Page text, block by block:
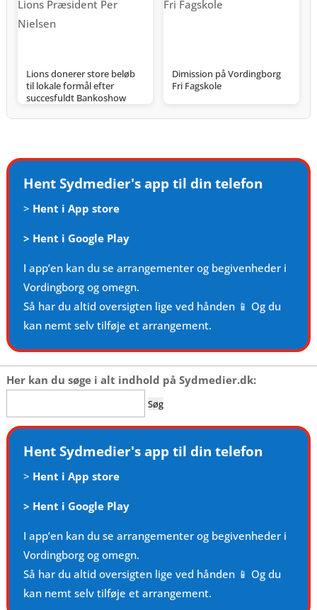
Lions donerer store beløb
til lokale formål efter
succesfuldt Bankoshow
Dimission på Vordingborg
Fri Fagskole
Hent Sydmedier's app til din telefon
> Hent i App store
> Hent i Google Play
I app’en kan du se arrangementer og begivenheder i
Vordingborg og omegn.
Så har du altid oversigten lige ved hånden 📱 Og du
kan nemt selv tilføje et arrangement.
Her kan du søge i alt indhold på Sydmedier.dk:
efter:
Hent Sydmedier's app til din telefon
> Hent i App store
> Hent i Google Play
I app’en kan du se arrangementer og begivenheder i
Vordingborg og omegn.
Så har du altid oversigten lige ved hånden 📱 Og du
kan nemt selv tilføje et arrangement.